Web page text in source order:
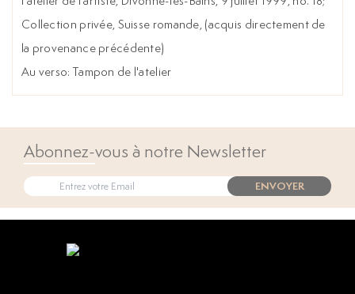
Collection privée, Suisse romande, (acquis directement de
la provenance précédente)
Au verso: Tampon de l'atelier
Abonnez-vous à notre Newsletter
ENVOYER